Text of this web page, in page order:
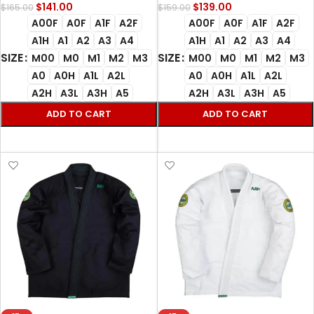
$165.00 $141.00
SIZE
A00F A0F A1F
A2F
A1H
A1 A2 A3
A4
M00
M0 M1 M2
M3
A0
A0H A1L
A2L
A2H
A3L A3H A5
ADD TO CART
gi
$159.00 $139.00
SIZE
A00F A0F A1F
A2F
A1H
A1 A2 A3
A4
M00
M0 M1 M2
M3
A0
A0H A1L
A2L
A2H
A3L A3H A5
ADD TO CART